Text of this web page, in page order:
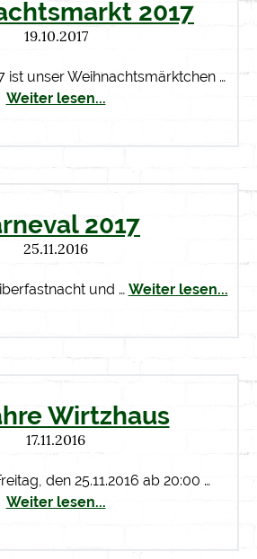
2017
19.10.2017
ist unser Weihnachtsmärktchen …
Weiter lesen...
2017
25.11.2016
und … Weiter lesen...
Wirtzhaus
17.11.2016
den 25.11.2016 ab 20:00 …
Weiter lesen...